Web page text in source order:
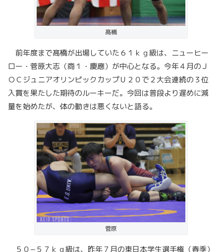
髙橋
前年度まで髙橋が出場していた６１ｋｇ級は、ニューヒー
ロー・菅原大志（商１・慶應）が中心となる。今年４月のＪ
ＯＣジュニアオリンピックカップＵ２０で２大会連続の３位
入賞を果たした期待のルーキーだ。今回は普段より遅めに減
量を始めたが、体の動きは悪くないと語る。
菅原
５０−５７ｋｇ級は、昨年７月の東日本学生選手権（春季）